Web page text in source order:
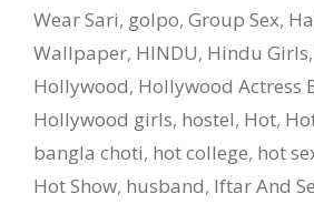
Wear Sari, golpo, Group Sex,
Wallpaper, HINDU, Hindu Girls,
Hollywood, Hollywood Actress
Hollywood girls, hostel, Hot,
bangla choti, hot college, hot
Hot Show, husband, Iftar And